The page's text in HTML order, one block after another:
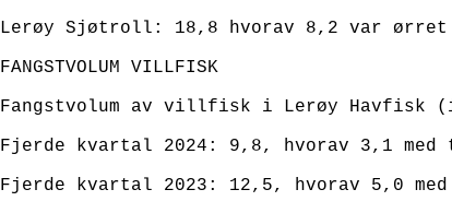
Lerøy Sjøtroll: 18,8 hvorav 8,2 var
FANGSTVOLUM VILLFISK
Fangstvolum av villfisk i Lerøy Havfisk
Fjerde kvartal 2024: 9,8, hvorav 3,1 med
Fjerde kvartal 2023: 12,5, hvorav 5,0